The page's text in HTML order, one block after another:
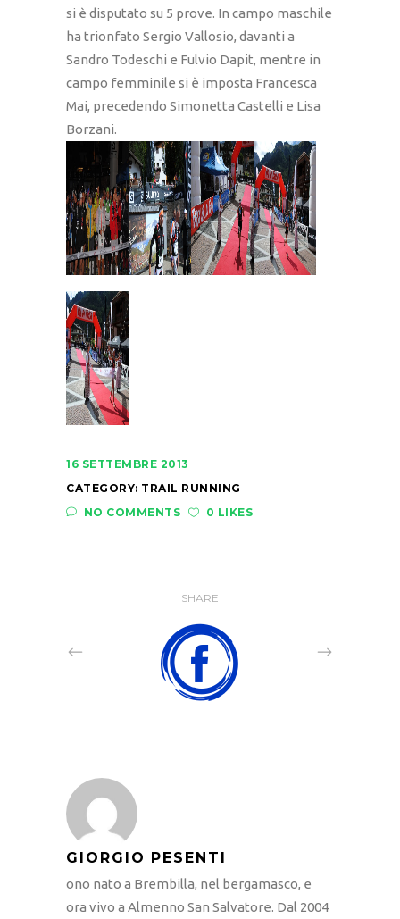
si è disputato su 5 prove. In campo maschile
ha trionfato Sergio Vallosio, davanti a
Sandro Todeschi e Fulvio Dapit, mentre in
campo femminile si è imposta Francesca
Mai, precedendo Simonetta Castelli e Lisa
Borzani.
16 SETTEMBRE 2013
CATEGORY: TRAIL RUNNING
NO COMMENTS
0 LIKES
SHARE
GIORGIO PESENTI
ono nato a Brembilla, nel bergamasco, e
ora vivo a Almenno San Salvatore. Dal 2004